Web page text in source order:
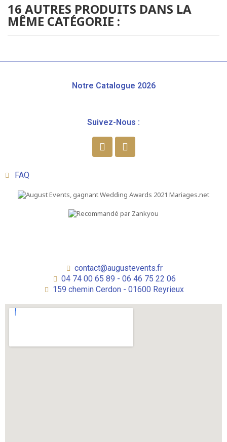
16 AUTRES PRODUITS DANS LA
MÊME CATÉGORIE :
Notre Catalogue 2026
Suivez-Nous :
FAQ
contact@augustevents.fr
04 74 00 65 89 - 06 46 75 22 06
159 chemin Cerdon - 01600 Reyrieux